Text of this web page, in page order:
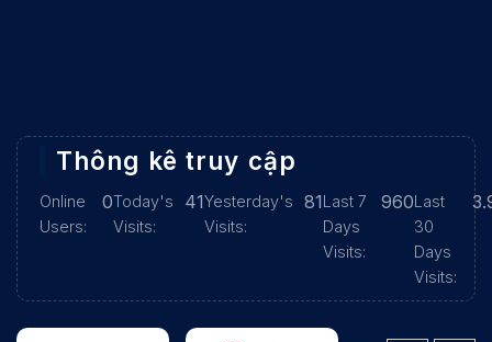
Thông kê truy cập
Online
Users:
0Today's
Visits:
41Yesterday's
Visits:
81Last 7
Days
Visits:
960Last
30
Days
Visits: